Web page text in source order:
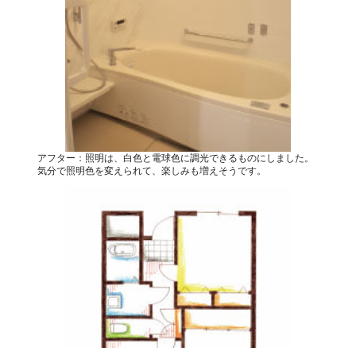
アフター：照明は、白色と電球色に調光できるものにしました。
気分で照明色を変えられて、楽しみも増えそうです。